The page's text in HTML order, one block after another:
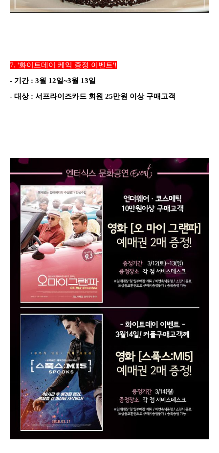
7. '화이트데이 케익 증정 이벤트'!
- 기간: 3월 12일~3월 13일
- 대상: 서프라이즈카드 회원 25만원 이상 구매고객